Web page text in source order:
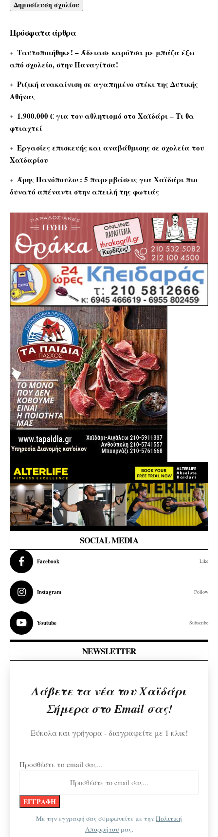
Πρόσφατα άρθρα
Ταυτοποιήθηκε! – Άδειασε καρότσα με μπάζα έξω
από σχολείο, στην Παναγίτσα!
Ριζική ανακαίνιση σε αγαπημένο στέκι της Δυτικής
Αθήνας
1.900.000 € για τον αθλητισμό στο Χαϊδάρι – Τι θα
φτιαχτεί
Εργασίες επισκευής και αναβάθμισης σε σχολεία του
Χαϊδαρίου
Άρης Πανόπουλος: 5 παρεμβάσεις για Χαϊδάρι πιο
δυνατό απέναντι στην απειλή της φωτιάς
SOCIAL MEDIA
Facebook Like
Instagram Follow
Youtube Subscribe
NEWSLETTER
Λάβετε τα νέα του Χαϊδάρι
Σήμερα στο Email σας!
Εύκολα και γρήγορα - διαγραφείτε με 1 κλικ!
Προσθέστε το email σας...
Με την εγγραφή σας συμφωνείτε με τηνΠολιτική
Απορρήτου μας.